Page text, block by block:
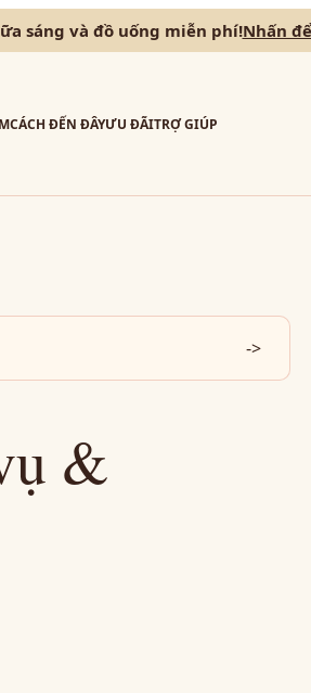
sáng và đồ uống miễn phí!Nhấn
CÁCH ĐẾN ĐÂYƯU ĐÃITRỢ GIÚP
->
&